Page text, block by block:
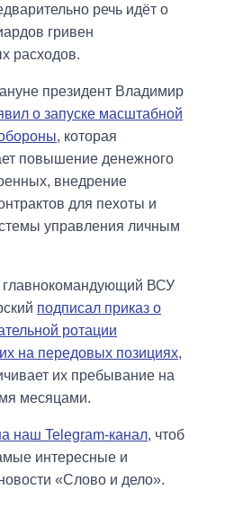
речь идёт о
гривен
расходов.
президент Владимир
о запуске масштабной
, которая
повышение денежного
внедрение
для пехоты и
управления личным
главнокомандующий ВСУ
подписал приказ о
ротации
на передовых позициях,
их пребывание на
месяцами.
наш Telegram-канал, чтоб
интересные и
«Слово и дело».